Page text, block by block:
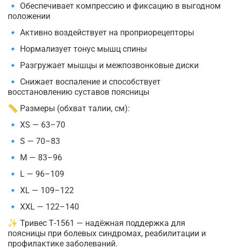
🔹 Обеспечивает компрессию и фиксацию в выгодном
положении
🔹 Активно воздействует на проприорецепторы
🔹 Нормализует тонус мышц спины
🔹 Разгружает мышцы и межпозвонковые диски
🔹 Снижает воспаление и способствует
восстановлению суставов поясницы
📏 Размеры (обхват талии, см):
🔹 XS — 63–70
🔹 S — 70–83
🔹 M — 83–96
🔹 L — 96–109
🔹 XL — 109–122
🔹 XXL — 122–140
✨ Тривес Т-1561 — надёжная поддержка для
поясницы при болевых синдромах, реабилитации и
профилактике заболеваний.